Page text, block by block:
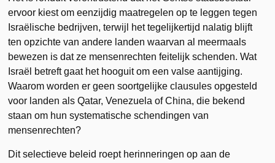
ervoor kiest om eenzijdig maatregelen op te leggen tegen
Israëlische bedrijven, terwijl het tegelijkertijd nalatig blijft
ten opzichte van andere landen waarvan al meermaals
bewezen is dat ze mensenrechten feitelijk schenden. Wat
Israël betreft gaat het hooguit om een valse aantijging.
Waarom worden er geen soortgelijke clausules opgesteld
voor landen als Qatar, Venezuela of China, die bekend
staan om hun systematische schendingen van
mensenrechten?
Dit selectieve beleid roept herinneringen op aan de